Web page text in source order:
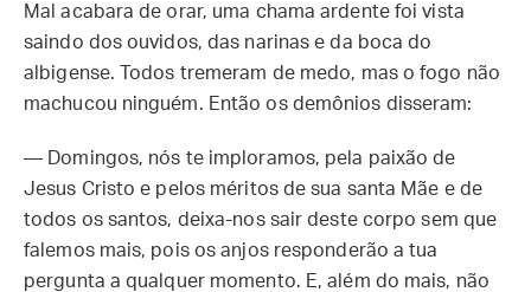
Mal acabara de orar, uma chama ardente foi vista
saindo dos ouvidos, das narinas e da boca do
albigense. Todos tremeram de medo, mas o fogo não
machucou ninguém. Então os demônios disseram:
— Domingos, nós te imploramos, pela paixão de
Jesus Cristo e pelos méritos de sua santa Mãe e de
todos os santos, deixa-nos sair deste corpo sem que
falemos mais, pois os anjos responderão a tua
pergunta a qualquer momento. E, além do mais, não